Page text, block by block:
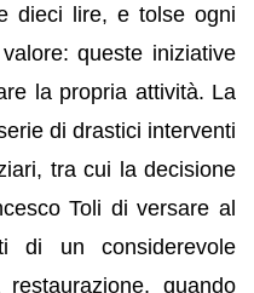
dieci lire, e tolse ogni
queste iniziative
la propria attività. La
di drastici interventi
tra cui la decisione
Toli di versare al
di un considerevole
quando